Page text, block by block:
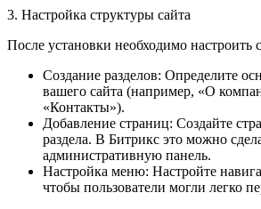
3. Настройка структуры сайта
После установки необходимо настроить
Создание разделов: Определите
вашего сайта (например, «О
«Контакты»).
Добавление страниц: Создайте
раздела. В Битрикс это можно
административную панель.
Настройка меню: Настройте
чтобы пользователи могли легко